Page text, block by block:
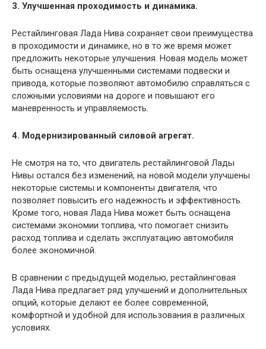
3. Улучшенная проходимость и динамика.
Рестайлинговая Лада Нива сохраняет свои преимущества
в проходимости и динамике, но в то же время может
предложить некоторые улучшения. Новая модель может
быть оснащена улучшенными системами подвески и
привода, которые позволяют автомобилю справляться с
сложными условиями на дороге и повышают его
маневренность и управляемость.
4. Модернизированный силовой агрегат.
Не смотря на то, что двигатель рестайлинговой Лады
Нивы остался без изменений, на новой модели улучшены
некоторые системы и компоненты двигателя, что
позволяет повысить его надежность и эффективность.
Кроме того, новая Лада Нива может быть оснащена
системами экономии топлива, что помогает снизить
расход топлива и сделать эксплуатацию автомобиля
более экономичной.
В сравнении с предыдущей моделью, рестайлинговая
Лада Нива предлагает ряд улучшений и дополнительных
опций, которые делают ее более современной,
комфортной и удобной для использования в различных
условиях.